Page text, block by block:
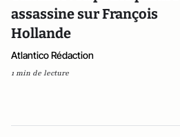
assassine sur François
Hollande
Atlantico Rédaction
1 min de lecture